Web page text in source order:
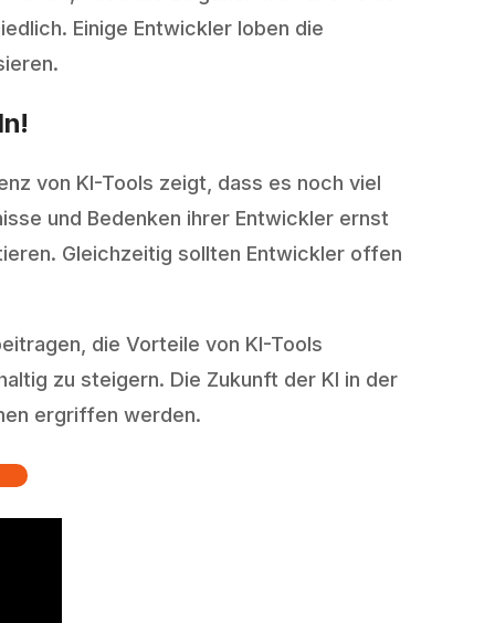
Einige Entwickler loben die
von KI-Tools zeigt, dass es noch viel
und Bedenken ihrer Entwickler ernst
Gleichzeitig sollten Entwickler offen
die Vorteile von KI-Tools
zu steigern. Die Zukunft der KI in der
ergriffen werden.